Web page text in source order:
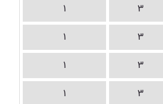
3
1
3
1
3
1
3
1